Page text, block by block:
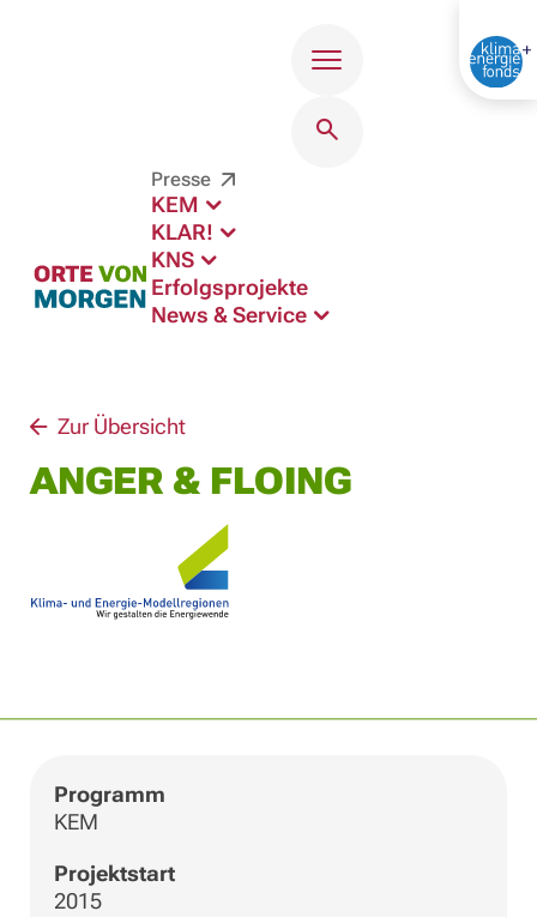
Presse
KEM
KLAR!
KNS
Erfolgsprojekte
News & Service
Zur Übersicht
ANGER & FLOING
+
Programm
KEM
Projektstart
2015